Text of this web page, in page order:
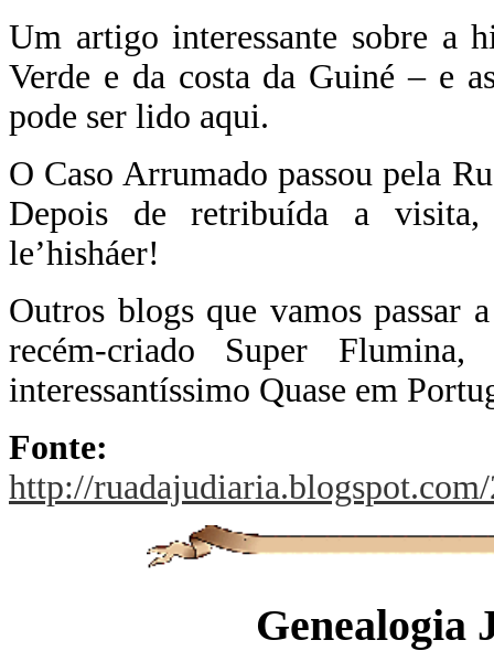
Um artigo interessante sobre a
Verde e da costa da Guiné – e
pode ser lido aqui.
O Caso Arrumado passou pela
Depois de retribuída a visita,
le’hisháer!
Outros blogs que vamos passar
recém-criado Super
interessantíssimo Quase em
Fonte:
http://
Genealogia